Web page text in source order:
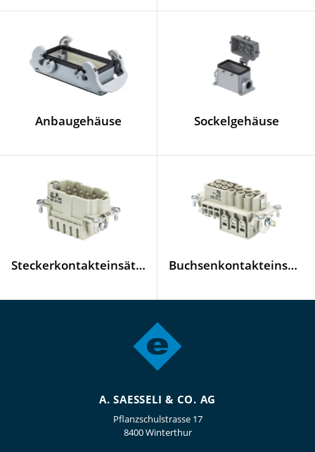
Anbaugehäuse Sockelgehäuse
Steckerkontakteinsätze Buchsenkontakteinsätze
A. SAESSELI & CO. AG
Pflanzschulstrasse 17
8400 Winterthur